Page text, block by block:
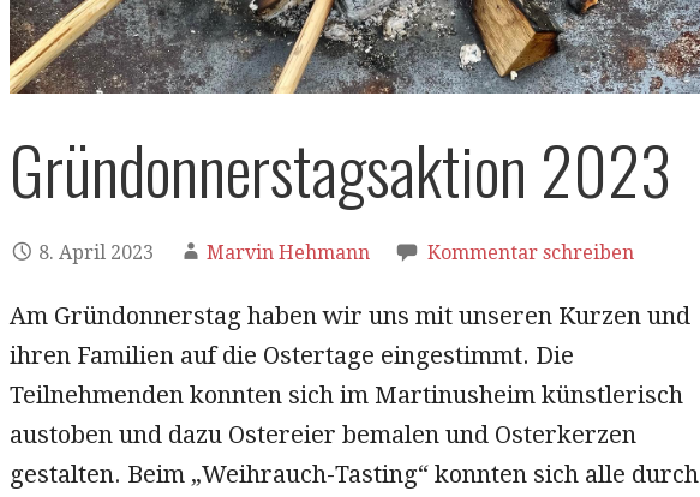
Gründonnerstagsaktion 2023
8. April 2023 Marvin Hehmann Kommentar schreiben
Am Gründonnerstag haben wir uns mit unseren Kurzen und
ihren Familien auf die Ostertage eingestimmt. Die
Teilnehmenden konnten sich im Martinusheim künstlerisch
austoben und dazu Ostereier bemalen und Osterkerzen
gestalten. Beim „Weihrauch-Tasting“ konnten sich alle durch